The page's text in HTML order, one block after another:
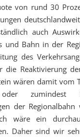
von rund 30
auch
und Bahn in der
des
die Reaktivierung
wären damit vom
oder zumindest
der Regionalbahn
wäre ein
Daher sind wir